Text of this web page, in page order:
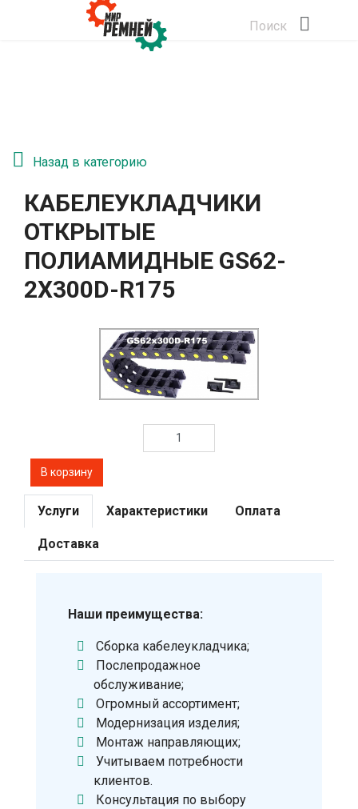
Поиск
Назад в категорию
КАБЕЛЕУКЛАДЧИКИ
ОТКРЫТЫЕ
ПОЛИАМИДНЫЕ GS62-
2Х300D-R175
Услуги Характеристики Оплата
Доставка
Наши преимущества:
Сборка кабелеукладчика;
Послепродажное
обслуживание;
Огромный ассортимент;
Модернизация изделия;
Монтаж направляющих;
Учитываем потребности
клиентов.
Консультация по выбору